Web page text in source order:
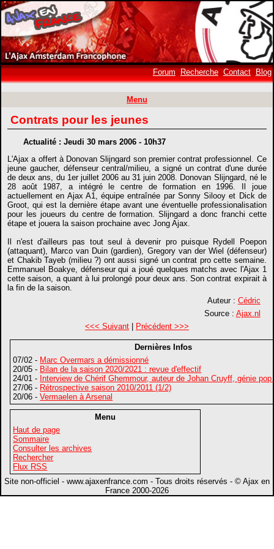
Forum Recherche Contact Blog
Menu
Contrats pour les jeunes
Actualité : Jeudi 30 mars 2006 - 10h37
L'Ajax a offert à Donovan Slijngard son premier contrat professionnel. Ce
jeune gaucher, défenseur central/milieu, a signé un contrat d'une durée
de deux ans, du 1er juillet 2006 au 31 juin 2008. Donovan Slijngard, né le
28 août 1987, a intégré le centre de formation en 1996. Il joue
actuellement en Ajax A1, équipe entraînée par Sonny Silooy et Dick de
Groot, qui est la dernière étape avant une éventuelle professionalisation
pour les joueurs du centre de formation. Slijngard a donc franchi cette
étape et jouera la saison prochaine avec Jong Ajax.
Il n'est d'ailleurs pas tout seul à devenir pro puisque Rydell Poepon
(attaquant), Marco van Duin (gardien), Gregory van der Wiel (défenseur)
et Chakib Tayeb (milieu ?) ont aussi signé un contrat pro cette semaine.
Emmanuel Boakye, défenseur qui a joué quelques matchs avec l'Ajax 1
cette saison, a quant à lui prolongé pour deux ans. Son contrat expirait à
la fin de la saison.
Auteur : Cédric
Source : Ajax.nl
<<< Suivant| Précédent >>>
Dernières Infos
07/02 - Marc Overmars a démissionné
20/05 - Bilan de la saison 2020/2021 : revue d'effectif
24/01 - Interview de Chérif Ghemmour, auteur de Johan Cruyff, génie
27/06 - Rétrospective saison 2010/2011 (1/2)
20/06 -Vermaelen à Arsenal
Menu
Haut de page
Sommaire
Consulter les archives
Rechercher
Flux RSS
Site non-officiel - www.ajaxenfrance.com - Tous droits réservés - © Ajax en
France 2000-2026